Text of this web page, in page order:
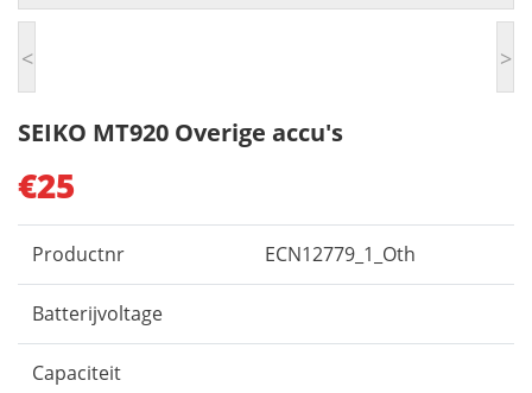
< >
SEIKO MT920 Overige accu's
€25
Productnr ECN12779_1_Oth
Batterijvoltage
Capaciteit